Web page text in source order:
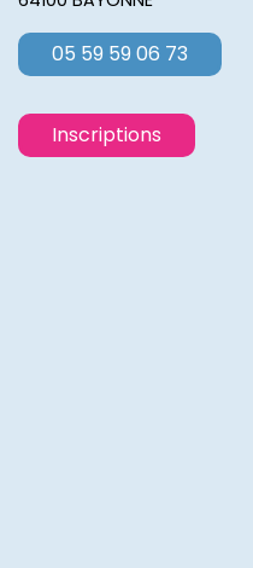
05 59 59 06 73
Inscriptions